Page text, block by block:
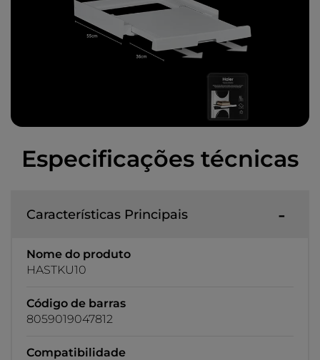
Especificações técnicas
Características Principais
Nome do produto
HASTKU10
Código de barras
8059019047812
Compatibilidade